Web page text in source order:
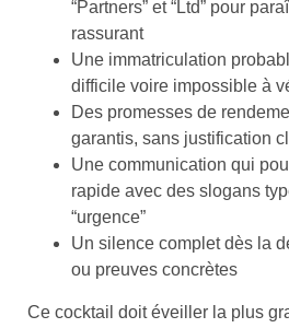
“Partners” et “Ltd” pour
rassurant
Une immatriculation
difficile voire impossible à
Des promesses de
garantis, sans justification
Une communication qui
rapide avec des slogans
“urgence”
Un silence complet dès la
ou preuves concrètes
Ce cocktail doit éveiller la plus